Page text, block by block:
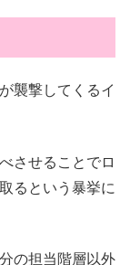
襲撃してくるイ
させることでロ
るという暴挙に
の担当階層以外